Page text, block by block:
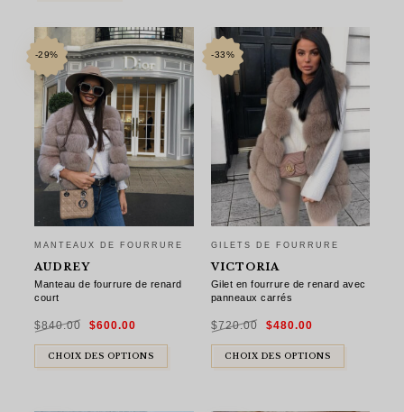
-29%
MANTEAUX DE FOURRURE
AUDREY
Manteau de fourrure de renard
court
$840.00 prix
était :
$840.00.
$600.00
est :
$600.00.
CHOIX DES OPTIONS
-33%
GILETS DE FOURRURE
VICTORIA
Gilet en fourrure de renard avec
panneaux carrés
$720.00 prix
était :
$720.00.
$480.00prix
est :
$480.00.
CHOIX DES OPTIONS